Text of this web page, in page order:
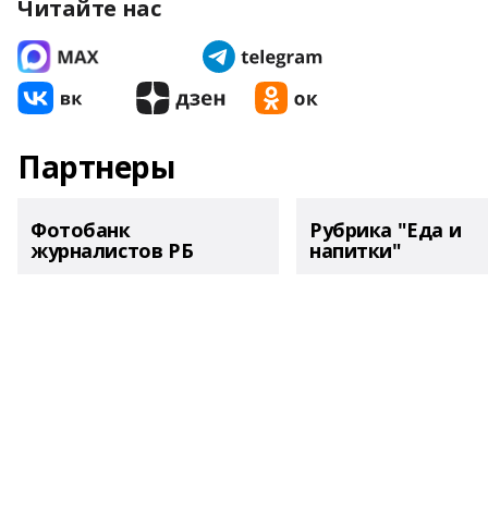
Читайте нас
Партнеры
Фотобанк
журналистов РБ
Рубрика "Еда и
напитки"